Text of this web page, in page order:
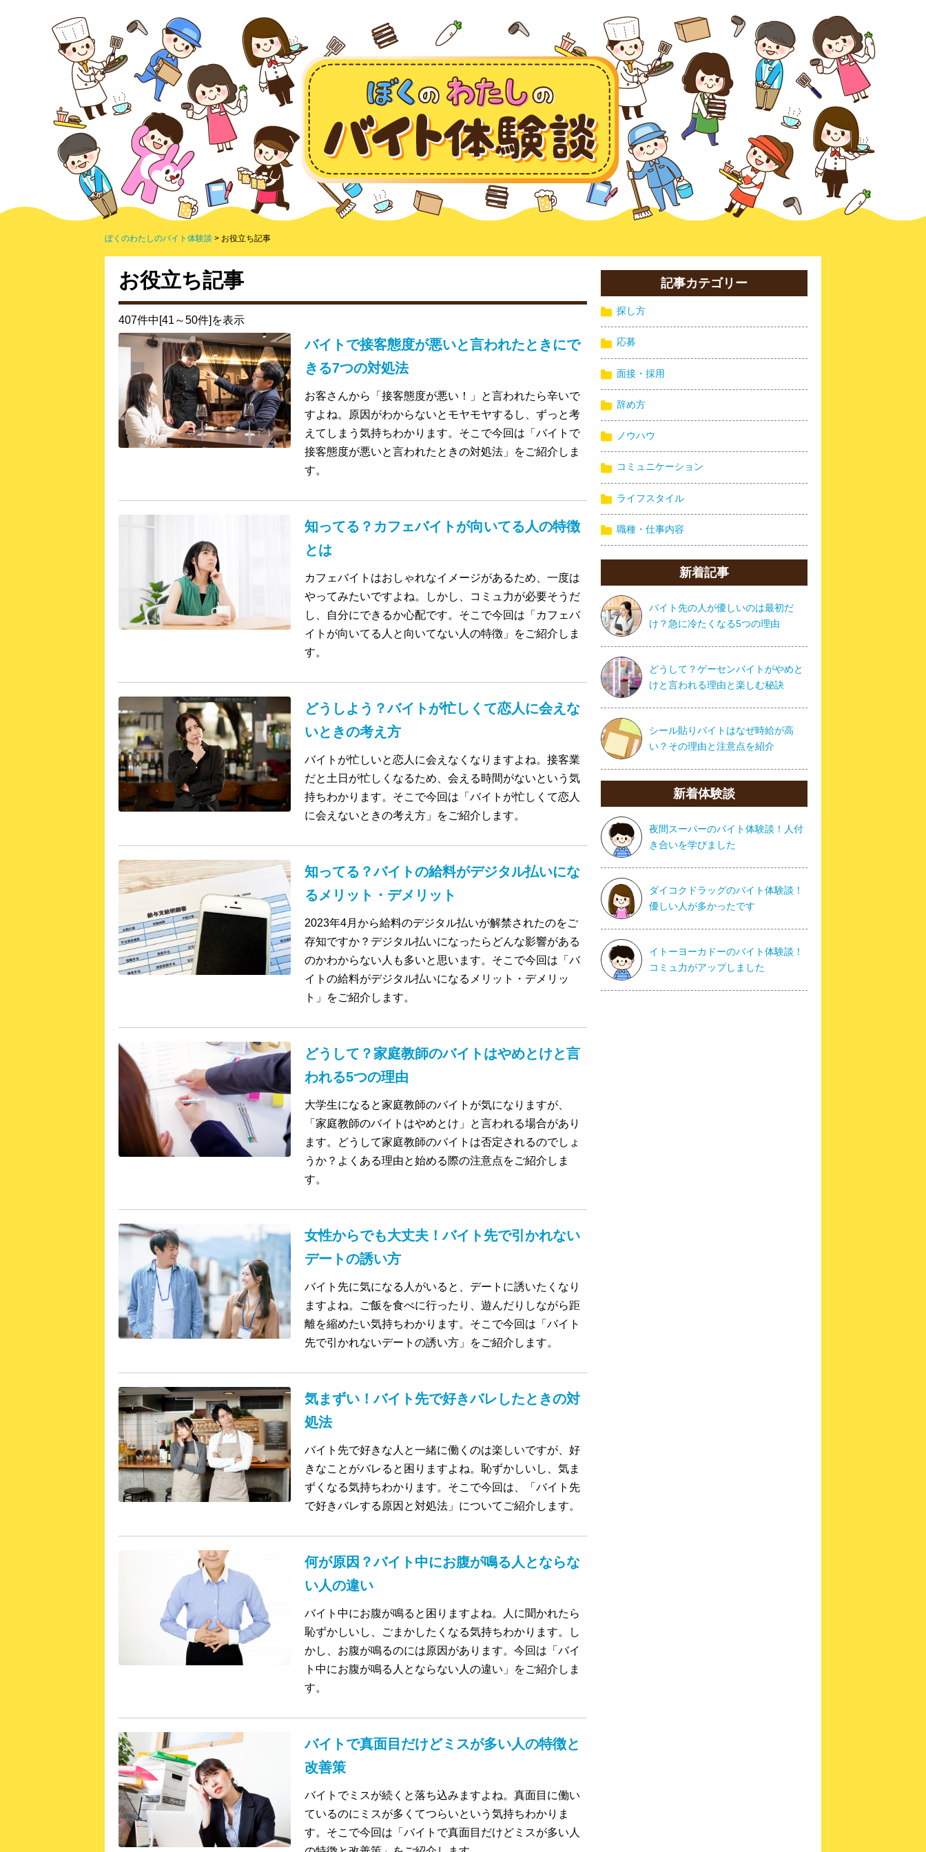
ぼくのわたしのバイト体験談 お役立ち記事
お役立ち記事
407件中[41～50件]を表示
バイトで接客態度が悪いと言われたときにで
きる7つの対処法
お客さんから「接客態度が悪い！」と言われたら辛いで
すよね。原因がわからないとモヤモヤするし、ずっと考
えてしまう気持ちわかります。そこで今回は「バイトで
接客態度が悪いと言われたときの対処法」をご紹介しま
す。
知ってる？カフェバイトが向いてる人の特徴
とは
カフェバイトはおしゃれなイメージがあるため、一度は
やってみたいですよね。しかし、コミュ力が必要そうだ
し、自分にできるか心配です。そこで今回は「カフェバ
イトが向いてる人と向いてない人の特徴」をご紹介しま
す。
どうしよう？バイトが忙しくて恋人に会えな
いときの考え方
バイトが忙しいと恋人に会えなくなりますよね。接客業
だと土日が忙しくなるため、会える時間がないという気
持ちわかります。そこで今回は「バイトが忙しくて恋人
に会えないときの考え方」をご紹介します。
知ってる？バイトの給料がデジタル払いにな
るメリット・デメリット
2023年4月から給料のデジタル払いが解禁されたのをご
存知ですか？デジタル払いになったらどんな影響がある
のかわからない人も多いと思います。そこで今回は「バ
イトの給料がデジタル払いになるメリット・デメリッ
ト」をご紹介します。
どうして？家庭教師のバイトはやめとけと言
われる5つの理由
大学生になると家庭教師のバイトが気になりますが、
「家庭教師のバイトはやめとけ」と言われる場合があり
ます。どうして家庭教師のバイトは否定されるのでしょ
うか？よくある理由と始める際の注意点をご紹介しま
す。
女性からでも大丈夫！バイト先で引かれない
デートの誘い方
バイト先に気になる人がいると、デートに誘いたくなり
ますよね。ご飯を食べに行ったり、遊んだりしながら距
離を縮めたい気持ちわかります。そこで今回は「バイト
先で引かれないデートの誘い方」をご紹介します。
気まずい！バイト先で好きバレしたときの対
処法
バイト先で好きな人と一緒に働くのは楽しいですが、好
きなことがバレると困りますよね。恥ずかしいし、気ま
ずくなる気持ちわかります。そこで今回は、「バイト先
で好きバレする原因と対処法」についてご紹介します。
何が原因？バイト中にお腹が鳴る人とならな
い人の違い
バイト中にお腹が鳴ると困りますよね。人に聞かれたら
恥ずかしいし、ごまかしたくなる気持ちわかります。し
かし、お腹が鳴るのには原因があります。今回は「バイ
ト中にお腹が鳴る人とならない人の違い」をご紹介しま
す。
バイトで真面目だけどミスが多い人の特徴と
改善策
バイトでミスが続くと落ち込みますよね。真面目に働い
ているのにミスが多くてつらいという気持ちわかりま
す。そこで今回は「バイトで真面目だけどミスが多い人
記事カテゴリー
探し方
応募
面接・採用
辞め方
ノウハウ
コミュニケーション
ライフスタイル
職種・仕事内容
新着記事
バイト先の人が優しいのは最初だ
け？急に冷たくなる5つの理由
どうして？ゲーセンバイトがやめと
けと言われる理由と楽しむ秘訣
シール貼りバイトはなぜ時給が高
い？その理由と注意点を紹介
新着体験談
夜間スーパーのバイト体験談！人付
き合いを学びました
ダイコクドラッグのバイト体験談！
優しい人が多かったです
イトーヨーカドーのバイト体験談！
コミュ力がアップしました